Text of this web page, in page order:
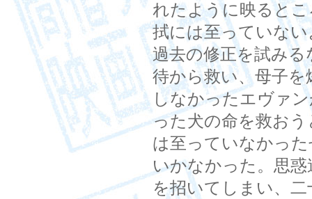
れたように映ると
拭には至っていな
過去の修正を試み
待から救い、母子
しなかったエヴァ
った犬の命を救お
は至っていなかっ
いかなかった。思
を招いてしまい、